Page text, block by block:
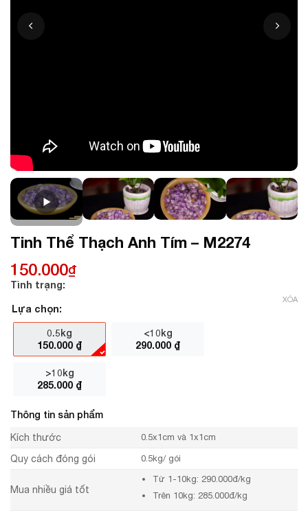
Tinh Thể Thạch Anh Tím – M2274
150.000₫
Tình trạng:
Lựa chọn:
0.5kg
150.000 ₫
<10kg
290.000 ₫
>10kg
285.000 ₫
XÓA
Thông tin sản phẩm
Kích thước 0.5x1cm và 1x1cm
Quy cách đóng gói 0.5kg/ gói
Mua nhiều giá tốt
Từ 1-10kg: 290.000đ/kg
Trên 10kg: 285.000đ/kg